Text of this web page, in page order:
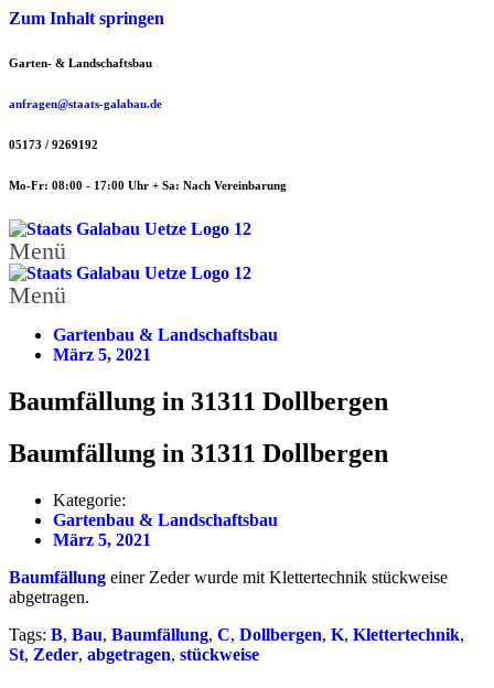
Zum Inhalt springen
Garten- & Landschaftsbau
anfragen@staats-galabau.de
05173 / 9269192
Mo-Fr: 08:00 - 17:00 Uhr + Sa: Nach Vereinbarung
Menü
Menü
Gartenbau & Landschaftsbau
März 5, 2021
Baumfällung in 31311 Dollbergen
Baumfällung in 31311 Dollbergen
Kategorie:
Gartenbau & Landschaftsbau
März 5, 2021
Baumfällung einer Zeder wurde mit Klettertechnik stückweise
abgetragen.
Tags: B, Bau, Baumfällung, C, Dollbergen, K, Klettertechnik,
St, Zeder, abgetragen, stückweise